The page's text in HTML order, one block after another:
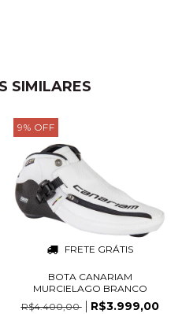
SIMILARES
9% OFF
FRETE GRÁTIS
BOTA CANARIAM
MURCIELAGO BRANCO
R$4.400,00
R$3.999,00